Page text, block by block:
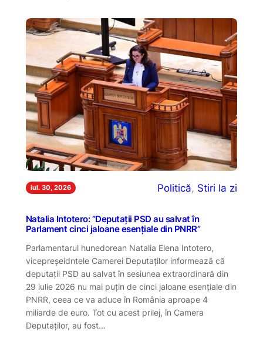
iul. 30, 2026 Politică, Stiri la zi
Natalia Intotero: ”Deputații PSD au salvat în
Parlament cinci jaloane esențiale din PNRR”
Parlamentarul hunedorean Natalia Elena Intotero,
vicepreșeidntele Camerei Deputaților informează că
deputații PSD au salvat în sesiunea extraordinară din
29 iulie 2026 nu mai puțin de cinci jaloane esențiale din
PNRR, ceea ce va aduce în România aproape 4
miliarde de euro. Tot cu acest prilej, în Camera
Deputaților, au fost…